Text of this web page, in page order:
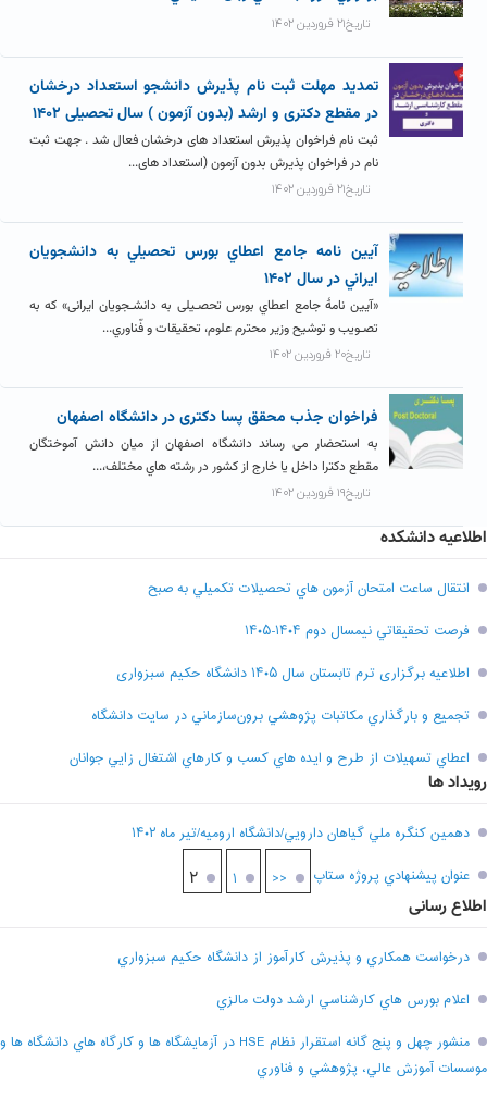
تاریخ۲۱ فروردین ۱۴۰۲
تمدید مهلت ثبت نام پذیرش دانشجو استعداد درخشان
در مقطع دکتری و ارشد (بدون آزمون ) سال تحصیلی ۱۴۰۲
ثبت نام فراخوان پذیرش استعداد های درخشان فعال شد . جهت ثبت
نام در فراخوان پذیرش بدون آزمون (استعداد های...
تاریخ۲۱ فروردین ۱۴۰۲
آيين نامه جامع اعطاي بورس تحصيلي به دانشجويان
ايراني در سال ۱۴۰۲
«آیین نامۀ جامع اعطاي بورس تحصـیلی به دانشـجویان ایرانی» که به
تصـویب و توشیح وزیر محترم علوم، تحقیقات و فّناوري...
تاریخ۲۰ فروردین ۱۴۰۲
فراخوان جذب محقق پسا دکتری در دانشگاه اصفهان
به استحضار می رساند دانشگاه اصفهان از میان دانش آموختگان
مقطع دکترا داخل یا خارج از کشور در رشته هاي مختلف،...
تاریخ۱۹ فروردین ۱۴۰۲
اطلاعیه دانشکده
انتقال ساعت امتحان آزمون هاي تحصيلات تکميلي به صبح
فرصت تحقيقاتي نیمسال دوم ۱۴۰۴-۱۴۰۵
اطلاعیه برگزاری ترم تابستان سال ۱۴۰۵ دانشگاه حکیم سبزواری
تجميع و بارگذاري مکاتبات پژوهشي برون‌سازماني در سايت دانشگاه
اعطاي تسهيلات از طرح و ايده هاي کسب و کارهاي اشتغال زايي جوانان
رویداد ها
دهمين کنگره ملي گياهان دارويي/دانشگاه اروميه/تير ماه ۱۴۰۲
عنوان پيشنهادي پروژه ستاپ
<< ۱ ۲
اطلاع رسانی
درخواست همکاري و پذيرش کارآموز از دانشگاه حکيم سبزواري
اعلام بورس هاي کارشناسي ارشد دولت مالزي
منشور چهل و پنج گانه استقرار نظام HSE در آزمايشگاه ها و کارگاه هاي دانشگاه ها و
موسسات آموزش عالي، پژوهشي و فناوري